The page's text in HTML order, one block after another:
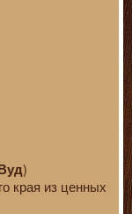
)
края из ценных